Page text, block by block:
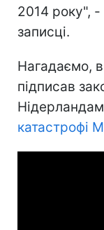
2014 року", -
записці.
Нагадаємо,
підписав
катастрофі